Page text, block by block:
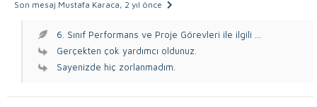
Son mesaj Mustafa Karaca, 2 yıl önce
6. Sınıf Performans ve Proje Görevleri ile ilgili ...
Gerçekten çok yardımcı oldunuz.
Sayenizde hiç zorlanmadım.